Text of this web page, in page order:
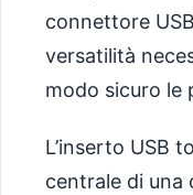
connettore
versatilità
modo sicuro le
L’inserto USB
centrale di una